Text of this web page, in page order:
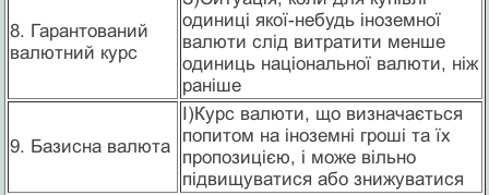
8. Гарантований
валютний курс
одиниці якої-небудь іноземної
валюти слід витратити менше
одиниць національної валюти, ніж
раніше
9. Базисна валюта
І)Курс валюти, що визначається
попитом на іноземні гроші та їх
пропозицією, і може вільно
підвищуватися або знижуватися